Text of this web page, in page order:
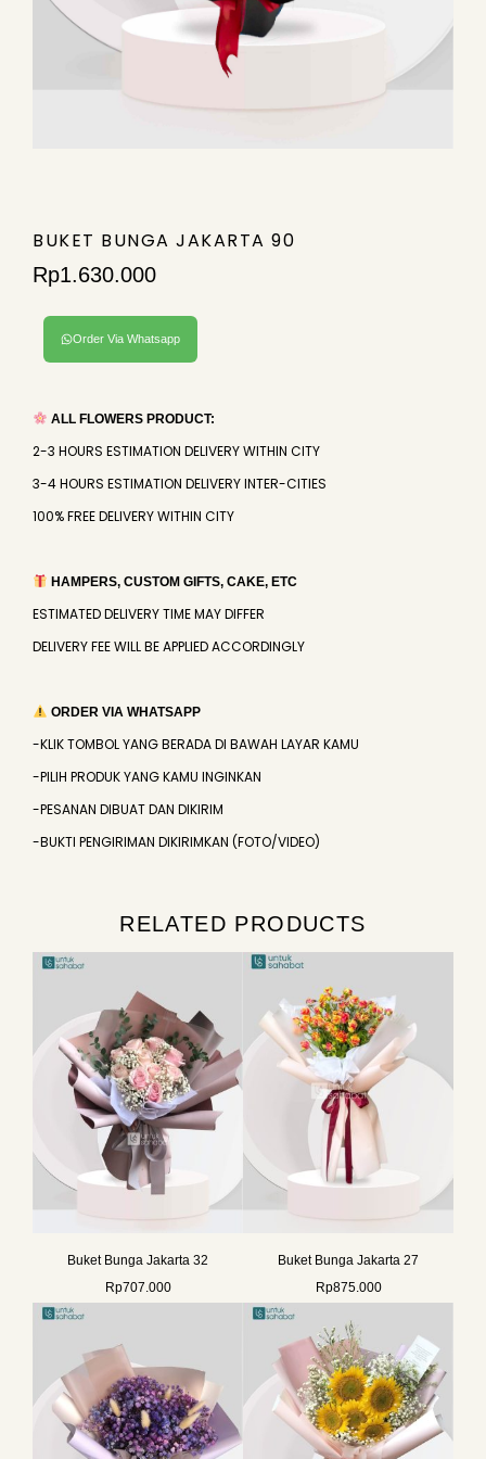
BUKET BUNGA JAKARTA 90
Rp1.630.000
Order Via Whatsapp
ALL FLOWERS PRODUCT:
2-3 HOURS ESTIMATION DELIVERY WITHIN CITY
3-4 HOURS ESTIMATION DELIVERY INTER-CITIES
100% FREE DELIVERY WITHIN CITY
HAMPERS, CUSTOM GIFTS, CAKE, ETC
ESTIMATED DELIVERY TIME MAY DIFFER
DELIVERY FEE WILL BE APPLIED ACCORDINGLY
ORDER VIA WHATSAPP
-KLIK TOMBOL YANG BERADA DI BAWAH LAYAR KAMU
-PILIH PRODUK YANG KAMU INGINKAN
-PESANAN DIBUAT DAN DIKIRIM
-BUKTI PENGIRIMAN DIKIRIMKAN (FOTO/VIDEO)
RELATED PRODUCTS
Buket Bunga Jakarta 32
Rp707.000
Buket Bunga Jakarta 27
Rp875.000